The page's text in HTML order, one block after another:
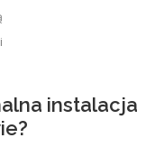
instalacja